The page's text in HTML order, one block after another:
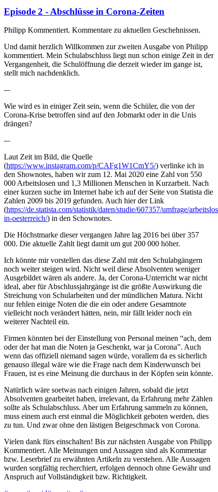
Episode 2 - Abschlüsse in Corona-Zeiten
Philipp Kommentiert. Kommentare zu aktuellen Geschehnissen.
Und damit herzlich Willkommen zur zweiten Ausgabe von Philipp
kommentiert. Mein Schulabschluss liegt nun schon einige Zeit in der
Vergangenheit, die Schulöffnung die derzeit wieder im gange ist,
stellt mich nachdenklich.
-–
Wie wird es in einiger Zeit sein, wenn die Schüler, die von der
Corona-Krise betroffen sind auf den Jobmarkt oder in die Unis
drängen?
-–
Laut Zeit im Bild, die Quelle
(https://www.instagram.com/p/CAFg1W1CmY5/) verlinke ich in
den Shownotes, haben wir zum 12. Mai 2020 eine Zahl von 550
000 Arbeitslosen und 1,3 Millionen Menschen in Kurzarbeit. Nach
einer kurzen suche im Internet habe ich auf der Seite von Statista die
Zahlen 2009 bis 2019 gefunden. Auch hier der Link
(https://de.statista.com/statistik/daten/studie/607357/umfrage/
in-oesterreich/) in den Schownotes.
Die Höchstmarke dieser vergangen Jahre lag 2016 bei über 357
000. Die aktuelle Zahlt liegt damit um gut 200 000 höher.
Ich könnte mir vorstellen das diese Zahl mit den Schulabgängern
noch weiter steigen wird. Nicht weil diese Absolventen weniger
Ausgebildet wären als andere. Ja, der Corona-Unterricht war nicht
ideal, aber für Abschlussjahrgänge ist die größte Auswirkung die
Streichung von Schularbeiten und der mündlichen Matura. Nicht
nur fehlen einige Noten die die ein oder andere Gesamtnote
vielleicht noch verändert hätten, nein, mir fällt leider noch ein
weiterer Nachteil ein.
Firmen könnten bei der Einstellung von Personal meinen “ach, dem
oder der hat man die Noten ja Geschenkt, war ja Corona”. Auch
wenn das offiziell niemand sagen würde, vorallem da es sicherlich
genauso illegal wäre wie die Frage nach dem Kinderwunsch bei
Frauen, ist es eine Meinung die durchaus in der Köpfen sein könnte.
Natürlich wäre soetwas nach einigen Jahren, sobald die jetzt
Absolventen gearbeitet haben, irrelevant, da Erfahrung mehr Zählen
sollte als Schulabschluss. Aber um Erfahrung sammeln zu können,
muss einem auch erst einmal die Möglichkeit geboten werden, dies
zu tun. Und zwar ohne den lästigen Beigeschmack von Corona.
Vielen dank fürs einschalten! Bis zur nächsten Ausgabe von Philipp
Kommentiert. Alle Meinungen und Aussagen sind als Kommentar
bzw. Leserbrief zu erwähnten Artikeln zu verstehen. Alle Aussagen
wurden sorgfältig recherchiert, erfolgen dennoch ohne Gewähr und
Anspruch auf Vollständigkeit bzw. Richtigkeit.